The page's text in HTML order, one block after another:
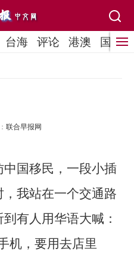
台海 评论 港澳 国际
联合早报网
国移民，一段小插
我站在一个交通路
有人用华语大喊：
机，要用去店里